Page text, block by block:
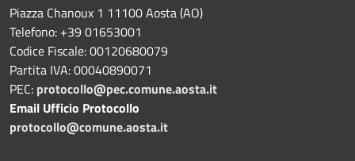
Piazza Chanoux 1 11100 Aosta (AO)
Telefono: +39 01653001
Codice Fiscale: 00120680079
Partita IVA: 00040890071
PEC: protocollo@pec.comune.aosta.it
Email Ufficio Protocollo
protocollo@comune.aosta.it